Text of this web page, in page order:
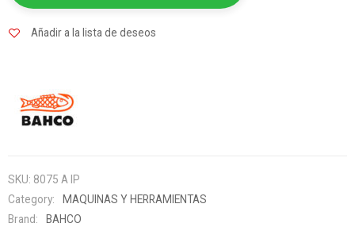
Añadir a la lista de deseos
SKU: 8075 A IP
Category:
MAQUINAS Y HERRAMIENTAS
Brand:
BAHCO